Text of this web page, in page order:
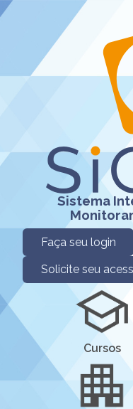
Sistema
Faça seu login
Solicite seu
Cursos